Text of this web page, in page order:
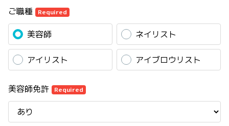
ご職種 Required
美容師 ネイリスト
アイリスト アイブロウリスト
美容師免許 Required